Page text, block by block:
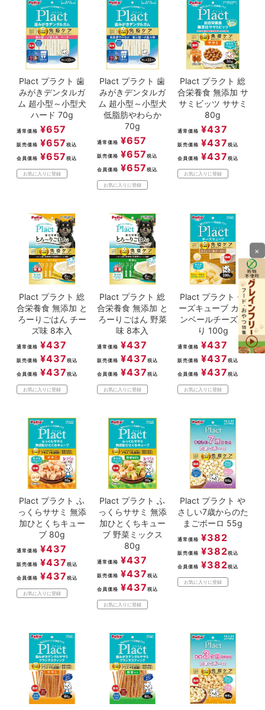
Plact プラクト 歯
みがきデンタルガ
ム 超小型～小型犬
ハード 70g
通常価格 ¥657
販売価格 ¥657 税込
会員価格 ¥657 税込
お気に入りに登録
Plact プラクト 歯
みがきデンタルガ
ム 超小型～小型犬
低脂肪やわらか
70g
通常価格 ¥657
販売価格 ¥657 税込
会員価格 ¥657 税込
お気に入りに登録
Plact プラクト 総
合栄養食 無添加 サ
サミビッツ ササミ
80g
通常価格 ¥437
販売価格 ¥437 税込
会員価格 ¥437 税込
お気に入りに登録
Plact プラクト 総
合栄養食 無添加 と
ろーりごはん チー
ズ味 8本入
通常価格 ¥437
販売価格 ¥437 税込
会員価格 ¥437 税込
お気に入りに登録
Plact プラクト 総
合栄養食 無添加 と
ろーりごはん 野菜
味 8本入
通常価格 ¥437
販売価格 ¥437 税込
会員価格 ¥437 税込
お気に入りに登録
Plact プラクト チ
ーズキューブ カマ
ンベールチーズ入
り 100g
通常価格 ¥437
販売価格 ¥437 税込
会員価格 ¥437 税込
お気に入りに登録
Plact プラクト ふ
っくらササミ 無添
加ひとくちキュー
ブ 80g
通常価格 ¥437
販売価格 ¥437 税込
会員価格 ¥437 税込
お気に入りに登録
Plact プラクト ふ
っくらササミ 無添
加ひとくちキュー
ブ 野菜ミックス
80g
通常価格 ¥437
販売価格 ¥437 税込
会員価格 ¥437 税込
お気に入りに登録
Plact プラクト や
さしい7歳からのた
まごボーロ 55g
通常価格 ¥382
販売価格 ¥382税込
会員価格 ¥382税込
お気に入りに登録
×